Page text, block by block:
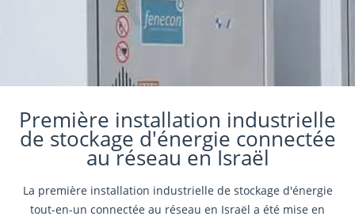
Première installation industrielle
de stockage d'énergie connectée
au réseau en Israël
La première installation industrielle de stockage d'énergie
tout-en-un connectée au réseau en Israël a été mise en